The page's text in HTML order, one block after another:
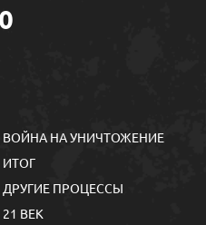
ВОЙНА НА УНИЧТОЖЕНИЕ
ИТОГ
ДРУГИЕ ПРОЦЕССЫ
21 ВЕК